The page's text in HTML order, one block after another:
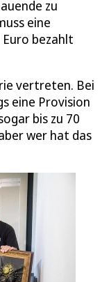
zu
eine
bezahlt
vertreten. Bei
eine Provision
bis zu 70
wer hat das